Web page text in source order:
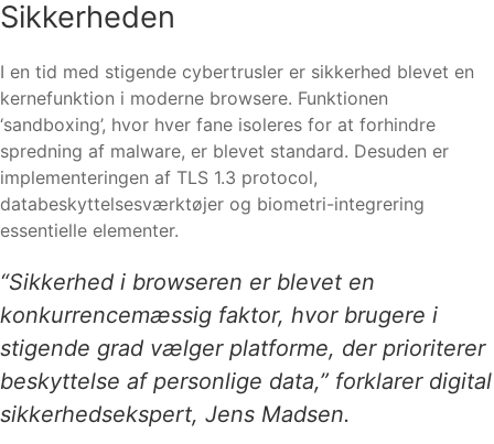
Sikkerheden
I en tid med stigende cybertrusler er sikkerhed blevet en
kernefunktion i moderne browsere. Funktionen
‘sandboxing’, hvor hver fane isoleres for at forhindre
spredning af malware, er blevet standard. Desuden er
implementeringen af TLS 1.3 protocol,
databeskyttelsesværktøjer og biometri-integrering
essentielle elementer.
“Sikkerhed i browseren er blevet en
konkurrencemæssig faktor, hvor brugere i
stigende grad vælger platforme, der prioriterer
beskyttelse af personlige data,” forklarer digital
sikkerhedsekspert, Jens Madsen.